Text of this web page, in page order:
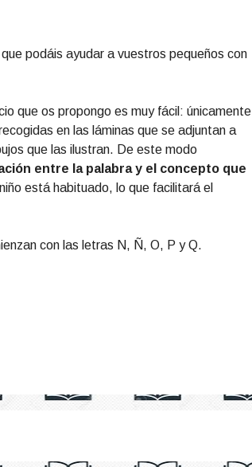
podáis ayudar a vuestros pequeños con
que os propongo es muy fácil: únicamente
en las láminas que se adjuntan a
que las ilustran. De este modo
entre la palabra y el concepto que
está habituado, lo que facilitará el
con las letras N, Ñ, O, P y Q.